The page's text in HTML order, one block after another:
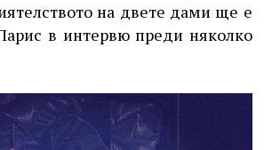
на двете дами ще е
в интервю преди няколко